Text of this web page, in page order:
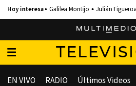
Galilea Montijo Julián Figueroa
EN VIVO RADIO Últimos Videos